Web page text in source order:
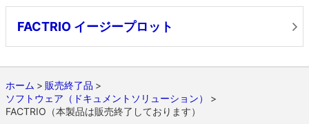
FACTRIO イージープロット
ホーム
販売終了品
ソフトウェア（ドキュメントソリューション）
FACTRIO（本製品は販売終了しております）